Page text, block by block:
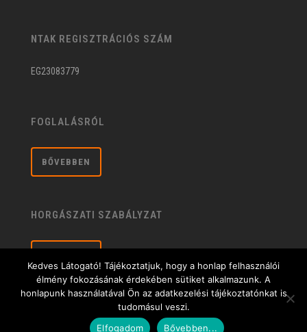
NTAK REGISZTRÁCIÓS SZÁM
EG23083779
FOGLALÁSRÓL
BŐVEBBEN
HORGÁSZATI SZABÁLYZAT
| © 2020 Sárberki Horgásztó és Szabadidőközpont |
Kedves Látogató! Tájékoztatjuk, hogy a honlap felhasználói
élmény fokozásának érdekében sütiket alkalmazunk. A
honlapunk használatával Ön az adatkezelési tájékoztatónkat is
tudomásul veszi.
Elfogadom
Bővebben...